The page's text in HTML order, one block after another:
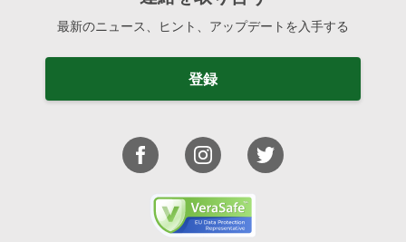
最新のニュース、ヒント、アップデートを入手する
登録